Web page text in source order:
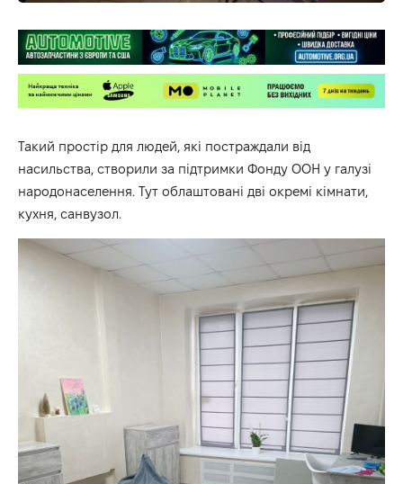
Такий простір для людей, які постраждали від
насильства, створили за підтримки Фонду ООН у галузі
народонаселення. Тут облаштовані дві окремі кімнати,
кухня, санвузол.